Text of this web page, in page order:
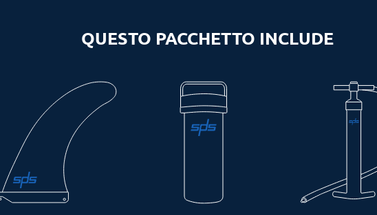
QUESTO PACCHETTO INCLUDE